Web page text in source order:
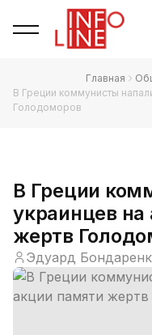
Главная
В Греции коммунисты
Голодоморов
В Греции
украинцев
жертв
Эдуард